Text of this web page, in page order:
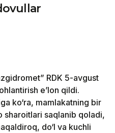
RDK 5-avgust
e’lon qildi.
ko‘ra, mamlakatning bir
sharoitlari saqlanib qoladi,
do‘l va kuchli